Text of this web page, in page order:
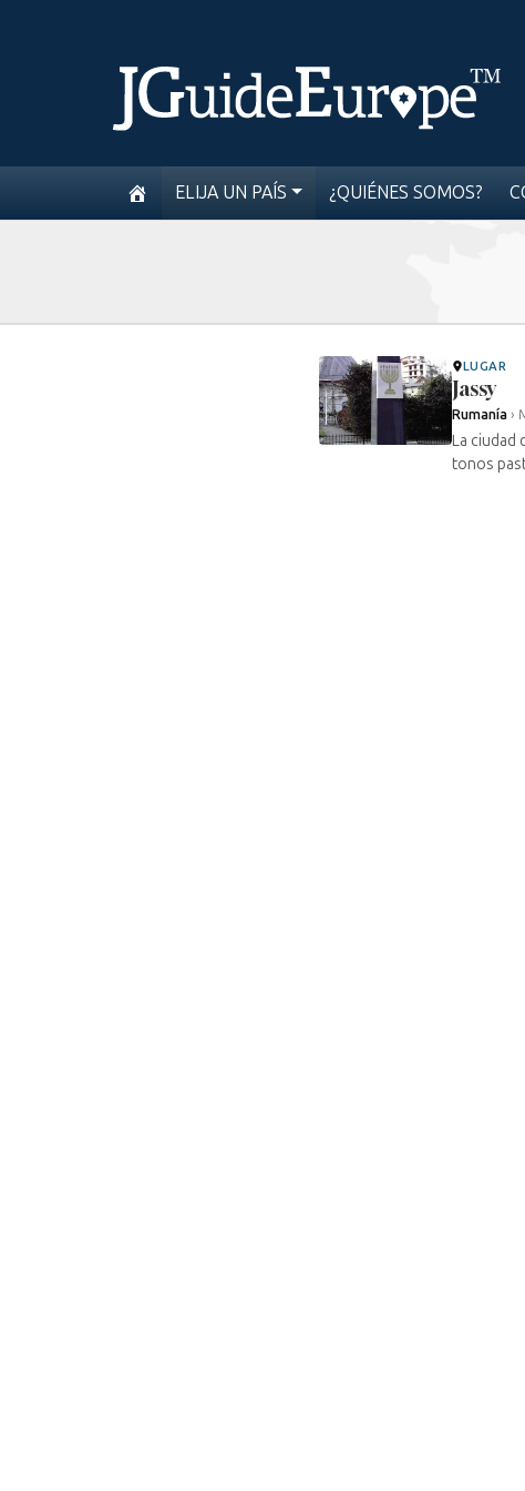
ELIJA UN PAÍS ¿QUIÉNES SOMOS?
LUGAR
Jassy
Rumanía ›
La ciudad
tonos